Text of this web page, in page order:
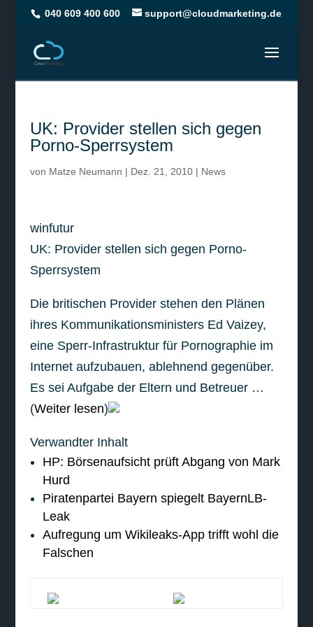
040 609 400 600 support@cloudmarketing.de
UK: Provider stellen sich gegen
Porno-Sperrsystem
von Matze Neumann | Dez. 21, 2010| News
winfutur
UK: Provider stellen sich gegen Porno-
Sperrsystem
Die britischen Provider stehen den Plänen
ihres Kommunikationsministers Ed Vaizey,
eine Sperr-Infrastruktur für Pornographie im
Internet aufzubauen, ablehnend gegenüber.
Es sei Aufgabe der Eltern und Betreuer …
(Weiter lesen)
Verwandter Inhalt
HP: Börsenaufsicht prüft Abgang von Mark
Hurd
Piratenpartei Bayern spiegelt BayernLB-
Leak
Aufregung um Wikileaks-App trifft wohl die
Falschen